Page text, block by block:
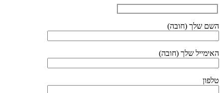
השם שלך (חובה)
האימייל שלך (חובה)
טלפון